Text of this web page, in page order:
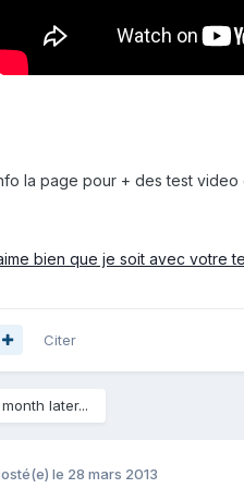
la page pour + des test
bien que je soit avec votre
Citer
month later...
le 28 mars 2013